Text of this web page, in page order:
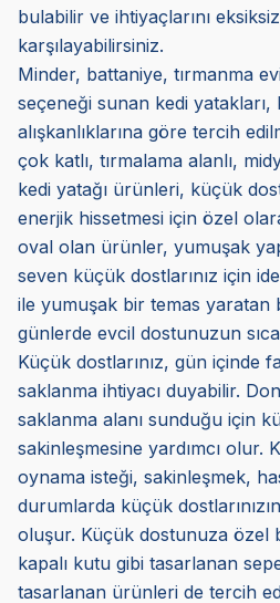
bulabilir ve ihtiyaçlarını
karşılayabilirsiniz.
Minder, battaniye, tırmanma
seçeneği sunan kedi yatakları,
alışkanlıklarına göre tercih
çok katlı, tırmalama alanlı,
kedi yatağı ürünleri, küçük
enerjik hissetmesi için özel
oval olan ürünler, yumuşak
seven küçük dostlarınız için
ile yumuşak bir temas
günlerde evcil dostunuzun
Küçük dostlarınız, gün içinde
saklanma ihtiyacı duyabilir.
saklanma alanı sunduğu için
sakinleşmesine yardımcı
oynama isteği, sakinleşmek,
durumlarda küçük
oluşur. Küçük dostunuza özel
kapalı kutu gibi tasarlanan
tasarlanan ürünleri de tercih